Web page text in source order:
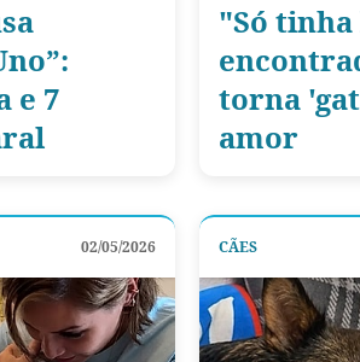
e 7
"Só
torna
amor
02/05/2026 CÃES